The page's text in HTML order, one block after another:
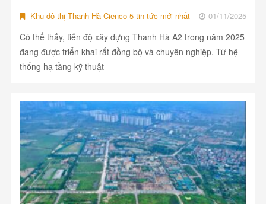
Khu đô thị Thanh Hà Cienco 5 tin tức mới nhất 01/11/2025
Có thể thấy, tiến độ xây dựng Thanh Hà A2 trong năm 2025
đang được triển khai rất đồng bộ và chuyên nghiệp. Từ hệ
thống hạ tầng kỹ thuật